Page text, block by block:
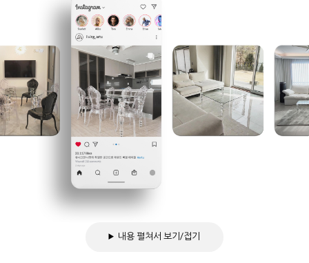
내용 펼쳐서 보기/접기